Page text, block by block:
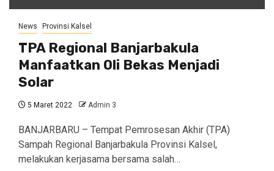
News Provinsi Kalsel
TPA Regional Banjarbakula
Manfaatkan Oli Bekas Menjadi
Solar
5 Maret 2022 Admin 3
BANJARBARU – Tempat Pemrosesan Akhir (TPA)
Sampah Regional Banjarbakula Provinsi Kalsel,
melakukan kerjasama bersama salah…